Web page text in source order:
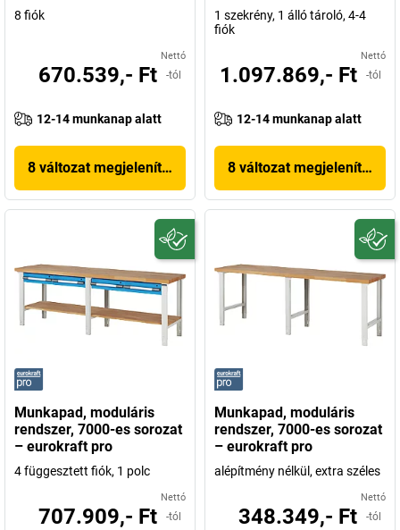
8 fiók
Nettó
670.539,- Ft -tól
12-14 munkanap alatt
8 változat megjelenítése
1 szekrény, 1 álló tároló, 4-4
fiók
Nettó
1.097.869,- Ft -tól
12-14 munkanap alatt
8 változat megjelenítése
Munkapad, moduláris
rendszer, 7000-es sorozat
– eurokraft pro
4 függesztett fiók, 1 polc
Nettó
707.909,- Ft -tól
Munkapad, moduláris
rendszer, 7000-es sorozat
– eurokraft pro
alépítmény nélkül, extra széles
Nettó
348.349,- Ft -tól